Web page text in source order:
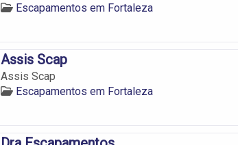
Escapamentos em Fortaleza
Assis Scap
Assis Scap
Escapamentos em Fortaleza